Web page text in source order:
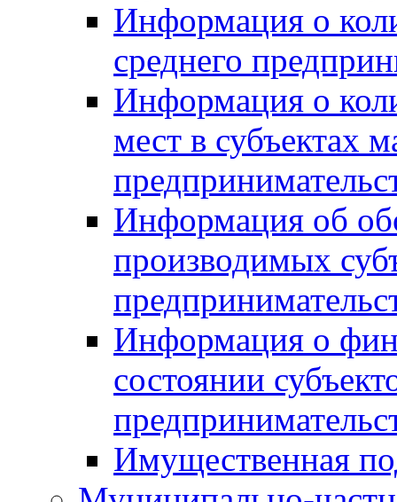
Информация о
среднего
Информация о
мест в субъектах
Информация об
производимых
Информация о
состоянии
Имущественная